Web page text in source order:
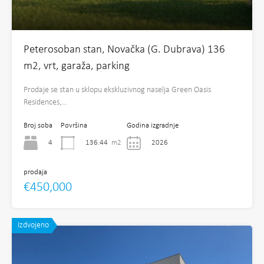
Peterosoban stan, Novačka (G. Dubrava) 136
m2, vrt, garaža, parking
Prodaje se stan u sklopu ekskluzivnog naselja Green Oasis
Residences,…
Broj soba
4
Površina
136.44 m2
Godina izgradnje
2026
prodaja
€450,000
Izdvojeno